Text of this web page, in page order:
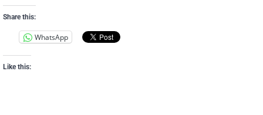
Share this:
WhatsApp
Like this: